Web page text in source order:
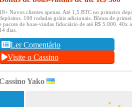
Novos clientes apenas. Até 1,5 BTC no primeiro
100 rodadas grátis adicionais. Bônus de
pacote de boas-vindas fiduciário de até R$ 5.000. 40x
dias.
Ler Comentário
Visite o Cassino
Yako